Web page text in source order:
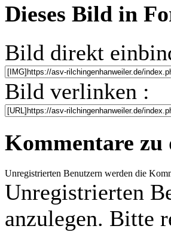
Dieses Bild in
Bild direkt
Bild verlinken :
Kommentare zu
Unregistrierten Benutzern werden die
Unregistrierten
anzulegen. Bitte